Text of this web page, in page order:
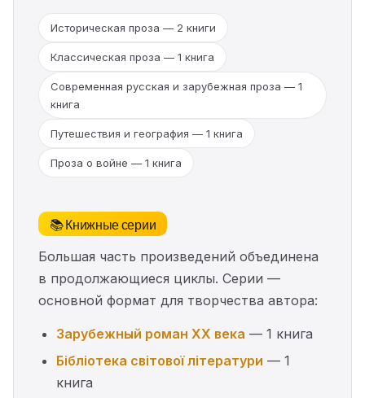
Историческая проза — 2 книги
Классическая проза — 1 книга
Современная русская и зарубежная проза — 1
книга
Путешествия и география — 1 книга
Проза о войне — 1 книга
📚 Книжные серии
Большая часть произведений объединена
в продолжающиеся циклы. Серии —
основной формат для творчества автора:
Зарубежный роман XX века — 1 книга
Бібліотека світової літератури — 1
книга